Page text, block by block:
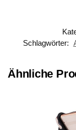
Schlagwörter:
Ähnliche